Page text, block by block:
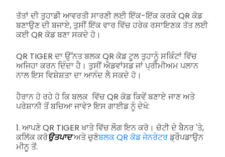
ਤੱਤਾਂ ਦੀ ਤੁਹਾਡੀ ਆਵਰਤੀ ਸਾਰਣੀ ਲਈ ਇੱਕ-ਇੱਕ ਕਰਕੇ QR ਕੋਡ
ਬਣਾਉਣ ਦੀ ਬਜਾਏ, ਤੁਸੀਂ ਇੱਕ ਵਾਰ ਵਿੱਚ ਹਰੇਕ ਰਸਾਇਣਕ ਤੱਤ ਲਈ
ਕਈ QR ਕੋਡ ਬਣਾ ਸਕਦੇ ਹੋ।
QR TIGER ਦਾ ਉੱਨਤ ਬਲਕ QR ਕੋਡ ਟੂਲ ਤੁਹਾਨੂੰ ਸਕਿੰਟਾਂ ਵਿੱਚ
ਅਜਿਹਾ ਕਰਨ ਦਿੰਦਾ ਹੈ। ਤੁਸੀਂ ਐਡਵਾਂਸਡ ਜਾਂ ਪ੍ਰੀਮੀਅਮ ਪਲਾਨ
ਨਾਲ ਇਸ ਵਿਸ਼ੇਸ਼ਤਾ ਦਾ ਆਨੰਦ ਲੈ ਸਕਦੇ ਹੋ।
ਹੈਰਾਨ ਹੋ ਰਹੇ ਹੋ ਕਿ ਬਲਕ ਵਿੱਚ QR ਕੋਡ ਕਿਵੇਂ ਬਣਾਏ ਜਾਣ ਅਤੇ
ਪਰੇਸ਼ਾਨੀ ਤੋਂ ਬਚਿਆ ਜਾਵੇ? ਇਸ ਗਾਈਡ ਨੂੰ ਦੇਖੋ:
1. ਆਪਣੇ QR TIGER ਖਾਤੇ ਵਿੱਚ ਲੌਗ ਇਨ ਕਰੋ। ਚੋਟੀ ਦੇ ਬੈਨਰ 'ਤੇ,
ਕਲਿੱਕ ਕਰੋਉਤਪਾਦਅਤੇ ਚੁਣੋਬਲਕ QR ਕੋਡ ਜੇਨਰੇਟਰਡ੍ਰੌਪਡਾਉਨ
ਮੀਨੂ ਤੋਂ.